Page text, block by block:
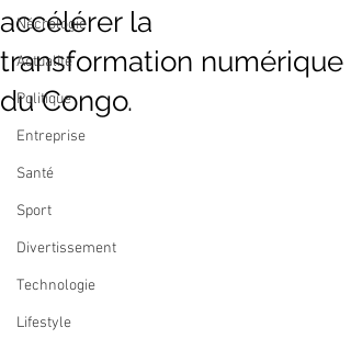
Nécrologie
Actualité
Politique
Entreprise
Santé
Sport
Divertissement
Technologie
Lifestyle
accélérer la
transformation numérique
du Congo.